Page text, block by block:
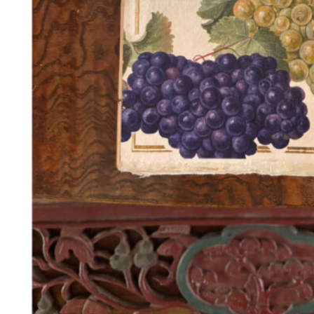
180DKK Tilføj til kurv
Se kurvKasse